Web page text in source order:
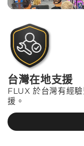
台灣在地支援
FLUX 於台灣有經
援。